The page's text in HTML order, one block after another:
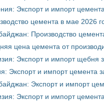
Экспорт и импорт
цемента в мае 2026
Производство
цена цемента от
Экспорт и импорт щебня
Экспорт и импорт цемента
Экспорт и импорт
Экспорт и импорт